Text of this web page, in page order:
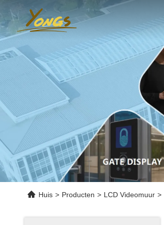
Huis > Producten > LCD Videomuur >